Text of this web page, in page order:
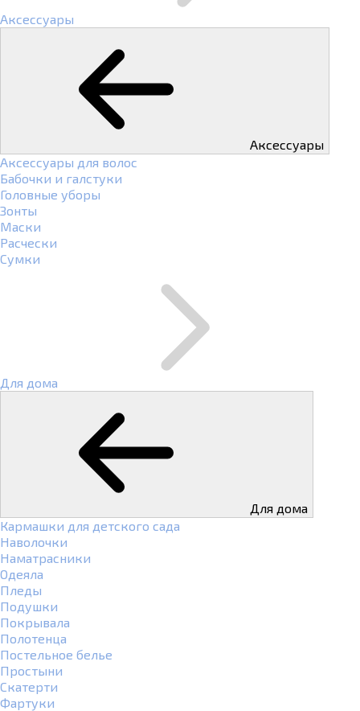
Аксессуары
Аксессуары
Аксессуары для волос
Бабочки и галстуки
Головные уборы
Зонты
Маски
Расчески
Сумки
Для дома
Для дома
Кармашки для детского сада
Наволочки
Наматрасники
Одеяла
Пледы
Подушки
Покрывала
Полотенца
Постельное белье
Простыни
Скатерти
Фартуки